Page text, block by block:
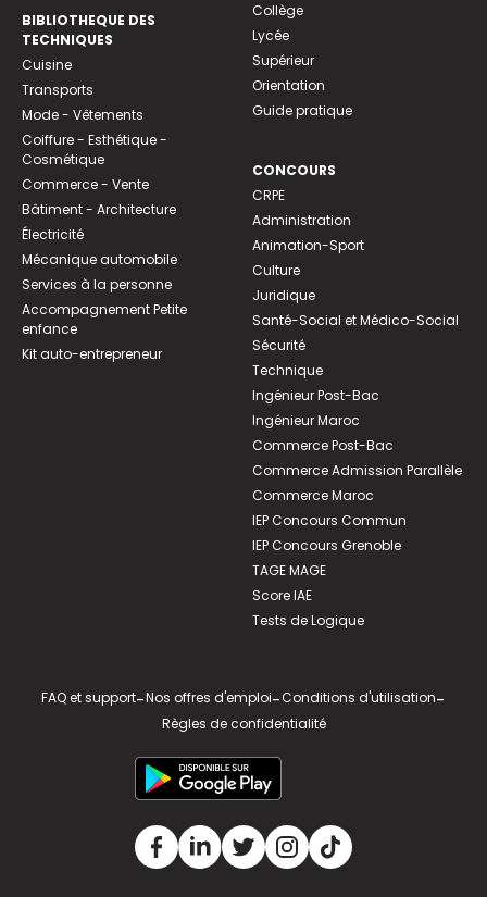
BIBLIOTHEQUE DES
TECHNIQUES
Cuisine
Transports
Mode - Vêtements
Coiffure - Esthétique -
Cosmétique
Commerce - Vente
Bâtiment - Architecture
Électricité
Mécanique automobile
Services à la personne
Accompagnement Petite
enfance
Kit auto-entrepreneur
Collège
Lycée
Supérieur
Orientation
Guide pratique
CONCOURS
CRPE
Administration
Animation-Sport
Culture
Juridique
Santé-Social et Médico-Social
Sécurité
Technique
Ingénieur Post-Bac
Ingénieur Maroc
Commerce Post-Bac
Commerce Admission Parallèle
Commerce Maroc
IEP Concours Commun
IEP Concours Grenoble
TAGE MAGE
Score IAE
Tests de Logique
FAQ et support-Nos offres d'emploi-Conditions d'utilisation-
Règles de confidentialité